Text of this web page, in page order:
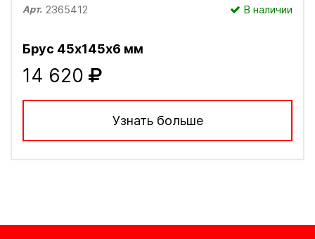
Арт. 2365412 В наличии
Брус 45х145х6 мм
14 620
Узнать больше